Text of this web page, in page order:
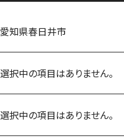
愛知県春日井市
選択中の項目はありません。
選択中の項目はありません。